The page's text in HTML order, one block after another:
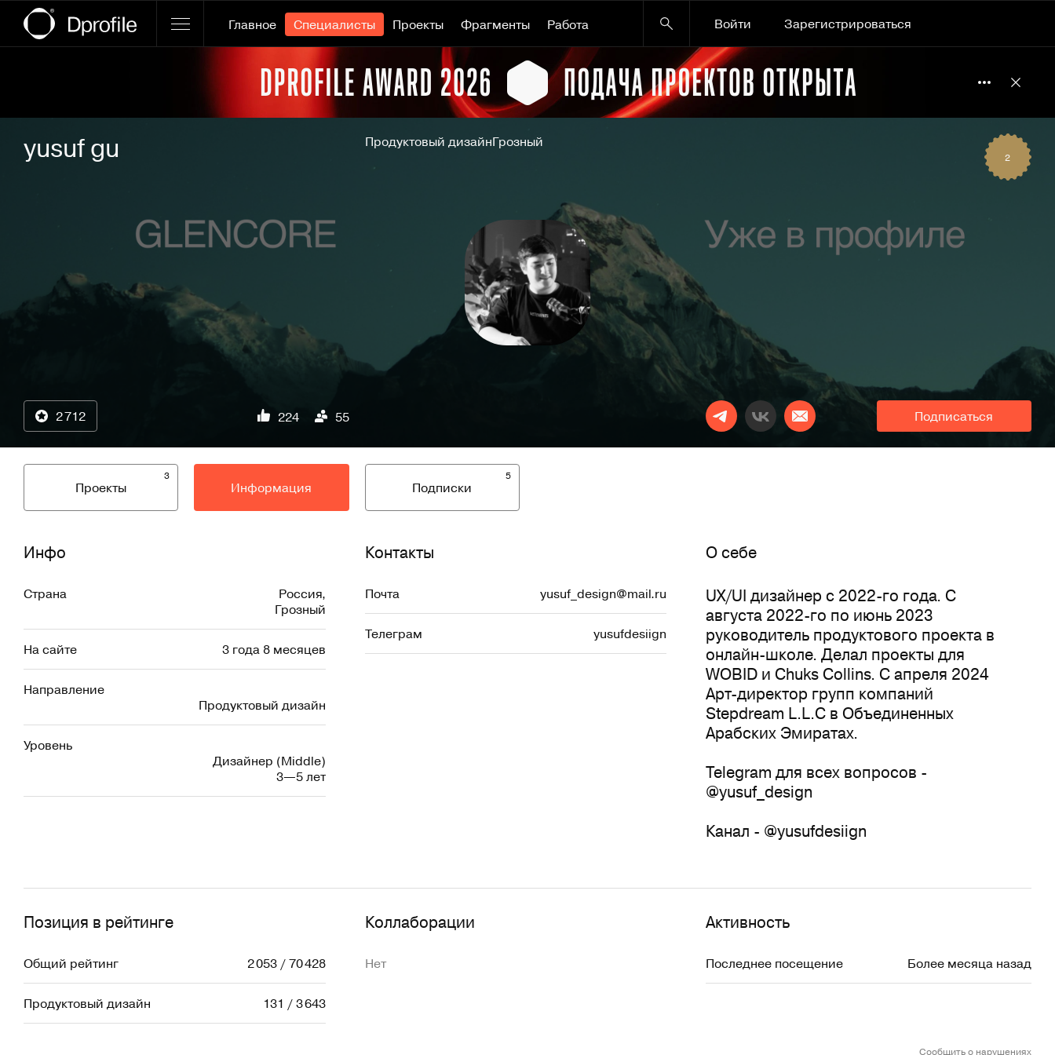
Главное Специалисты Проекты Фрагменты Работа Войти
Зарегистрироваться
yusuf gu Продуктовый дизайнГрозный
2
2 712 224 55 Подписаться
3
Проекты Информация
5
Подписки
Инфо
Страна Россия,
Грозный
На сайте 3 года 8 месяцев
Направление
Продуктовый дизайн
Уровень
Дизайнер (Middle)
3—5 лет
Контакты
Почта yusuf_design@mail.ru
Телеграм yusufdesiign
O себе
UX/UI дизайнер с 2022-го года. С
августа 2022-го по июнь 2023
руководитель продуктового проекта в
онлайн-школе. Делал проекты для
WOBID и Chuks Collins. С апреля 2024
Арт-директор групп компаний
Stepdream L.L.C в Объединенных
Арабских Эмиратах.
Telegram для всех вопросов -
@yusuf_design
Канал - @yusufdesiign
Позиция в рейтинге
Общий рейтинг 2 053 / 70 428
Продуктовый дизайн 131 / 3 643
Коллаборации
Нет
Активность
Последнее посещение Более месяца назад
Сообщить о нарушениях